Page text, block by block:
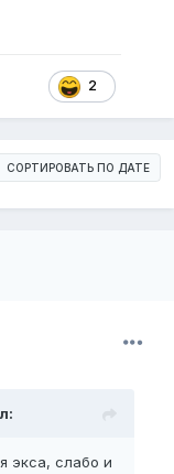
2
СОРТИРОВАТЬ ПО ДАТЕ
экса, слабо и